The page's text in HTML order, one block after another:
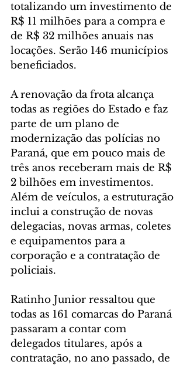
totalizando um investimento de
R$ 11 milhões para a compra e
de R$ 32 milhões anuais nas
locações. Serão 146 municípios
beneficiados.
A renovação da frota alcança
todas as regiões do Estado e faz
parte de um plano de
modernização das polícias no
Paraná, que em pouco mais de
três anos receberam mais de R$
2 bilhões em investimentos.
Além de veículos, a estruturação
inclui a construção de novas
delegacias, novas armas, coletes
e equipamentos para a
corporação e a contratação de
policiais.
Ratinho Junior ressaltou que
todas as 161 comarcas do Paraná
passaram a contar com
delegados titulares, após a
contratação, no ano passado, de